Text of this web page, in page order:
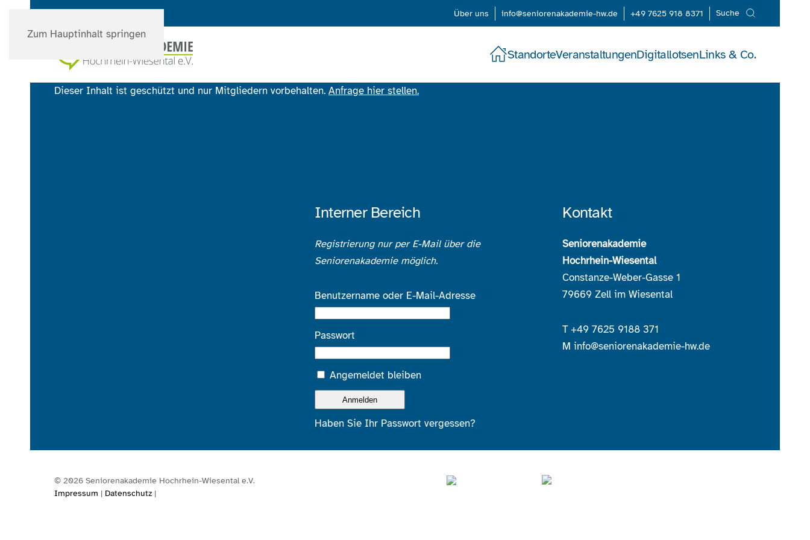
Zum Hauptinhalt springen
Über uns info@seniorenakademie-hw.de +49 7625 918 8371 Suche
StandorteVeranstaltungenDigitallotsenLinks & Co.
Dieser Inhalt ist geschützt und nur Mitgliedern vorbehalten. Anfrage hier stellen.
Interner Bereich
Registrierung nur per E-Mail überdie
Seniorenakademie möglich.
Benutzername oder E-Mail-Adresse
Passwort
Angemeldet bleiben
Haben Sie Ihr Passwort vergessen?
Kontakt
Seniorenakademie
Hochrhein-Wiesental
Constanze-Weber-Gasse 1
79669 Zell im Wiesental
T+49 7625 9188 371
Minfo@seniorenakademie-hw.de
© 2026 Seniorenakademie Hochrhein-Wiesental e.V.
Impressum | Datenschutz |